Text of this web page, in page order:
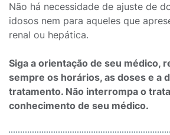
Não há necessidade de ajuste de
idosos nem para aqueles que
renal ou hepática.
Siga a orientação de seu médico,
sempre os horários, as doses e a
tratamento. Não interrompa o
conhecimento de seu médico.